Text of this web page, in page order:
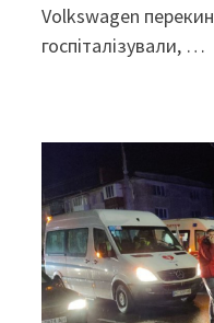
Volkswagen
госпіталізували, …